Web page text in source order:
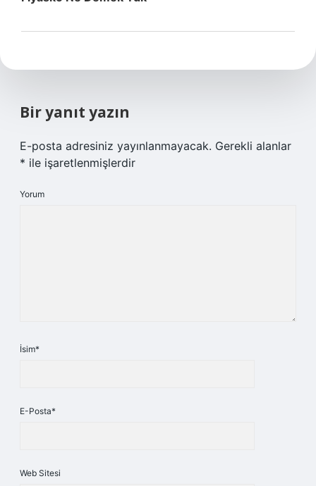
Bir yanıt yazın
E-posta adresiniz yayınlanmayacak. Gerekli alanlar
* ile işaretlenmişlerdir
Yorum
İsim*
E-Posta*
Web Sitesi